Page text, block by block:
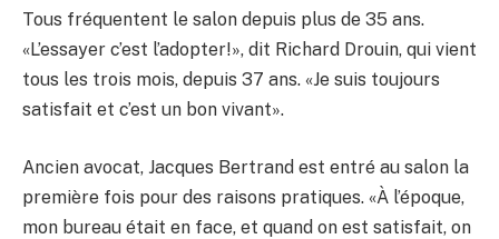
Tous fréquentent le salon depuis plus de 35 ans.
«L’essayer c’est l’adopter!», dit Richard Drouin, qui vient
tous les trois mois, depuis 37 ans. «Je suis toujours
satisfait et c’est un bon vivant».
Ancien avocat, Jacques Bertrand est entré au salon la
première fois pour des raisons pratiques. «À l’époque,
mon bureau était en face, et quand on est satisfait, on